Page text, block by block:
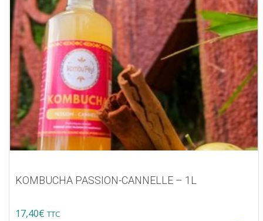
être
choisies
sur
la
page
du
produit
KOMBUCHA PASSION-CANNELLE – 1L
17,40€ TTC